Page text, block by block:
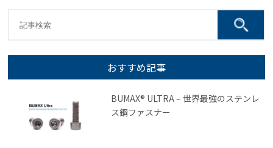
おすすめ記事
BUMAX® ULTRA – 世界最強のステンレ
ス鋼ファスナー